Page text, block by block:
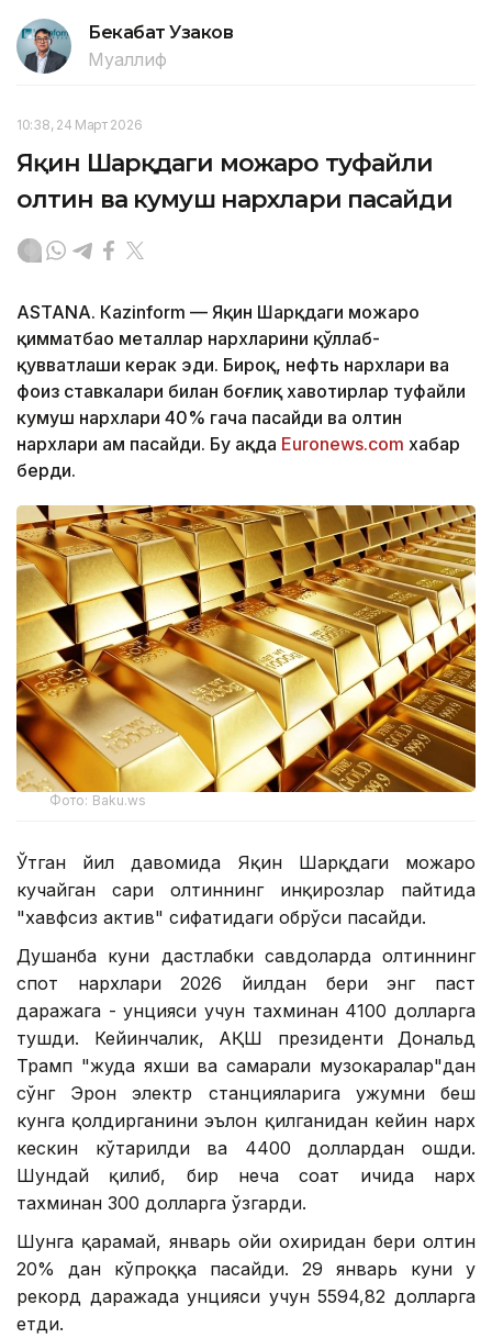
Бекабат Узаков
Муаллиф
10:38, 24 Март 2026
Яқин Шарқдаги можаро туфайли
олтин ва кумуш нархлари пасайди
ASTANА. Кazinform — Яқин Шарқдаги можаро
қимматбаҳо металлар нархларини қўллаб-
қувватлаши керак эди. Бироқ, нефть нархлари ва
фоиз ставкалари билан боғлиқ хавотирлар туфайли
кумуш нархлари 40% гача пасайди ва олтин
нархлари ҳам пасайди. Бу ҳақда Euronews.cоm хабар
берди.
Фото: Baku.ws
Ўтган йил давомида Яқин Шарқдаги можаро
кучайган сари олтиннинг инқирозлар пайтида
"хавфсиз актив" сифатидаги обрўси пасайди.
Душанба куни дастлабки савдоларда олтиннинг
спот нархлари 2026 йилдан бери энг паст
даражага - унцияси учун тахминан 4100 долларга
тушди. Кейинчалик, АҚШ президенти Дональд
Трамп "жуда яхши ва самарали музокаралар"дан
сўнг Эрон электр станцияларига ҳужумни беш
кунга қолдирганини эълон қилганидан кейин нарх
кескин кўтарилди ва 4400 доллардан ошди.
Шундай қилиб, бир неча соат ичида нарх
тахминан 300 долларга ўзгарди.
Шунга қарамай, январь ойи охиридан бери олтин
20% дан кўпроққа пасайди. 29 январь куни у
рекорд даражада унцияси учун 5594,82 долларга
етди.